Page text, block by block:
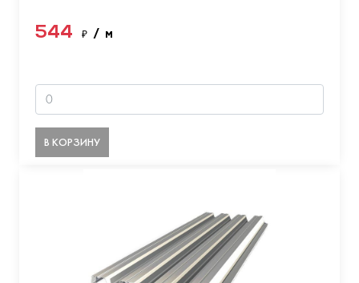
544 ₽ / м
В КОРЗИНУ